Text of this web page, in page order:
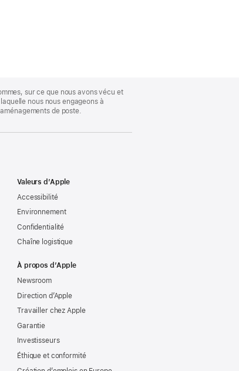
sur ce que nous avons vécu et
nous nous engageons à
de poste.
Valeurs d’Apple
Accessibilité
Environnement
Confidentialité
Chaîne logistique
À propos d’Apple
Newsroom
Direction d’Apple
Travailler chez Apple
Garantie
Investisseurs
Éthique et conformité